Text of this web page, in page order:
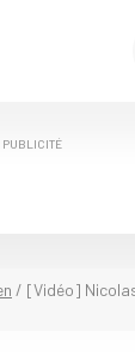
PUBLICITÉ
/ [Vidéo]